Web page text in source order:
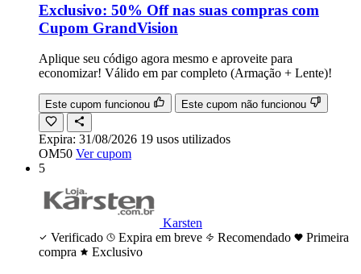
Exclusivo: 50% Off nas suas compras com
Cupom GrandVision
Aplique seu código agora mesmo e aproveite para
economizar! Válido em par completo (Armação + Lente)!
Este cupom funcionou Este cupom não funcionou
Expira: 31/08/2026 19 usos utilizados
OM50 Ver cupom
5
Karsten
Verificado
Expira em breve Recomendado
Primeira
compra
Exclusivo